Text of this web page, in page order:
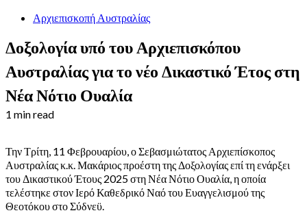
Αρχιεπισκοπή Αυστραλίας
Δοξολογία υπό του Αρχιεπισκόπου
Αυστραλίας για το νέο Δικαστικό Έτος στη
Νέα Νότιο Ουαλία
1 min read
Την Τρίτη, 11 Φεβρουαρίου, ο Σεβασμιώτατος Αρχιεπίσκοπος
Αυστραλίας κ.κ. Μακάριος προέστη της Δοξολογίας επί τη ενάρξει
του Δικαστικού Έτους 2025 στη Νέα Νότιο Ουαλία, η οποία
τελέστηκε στον Ιερό Καθεδρικό Ναό του Ευαγγελισμού της
Θεοτόκου στο Σύδνεϋ.